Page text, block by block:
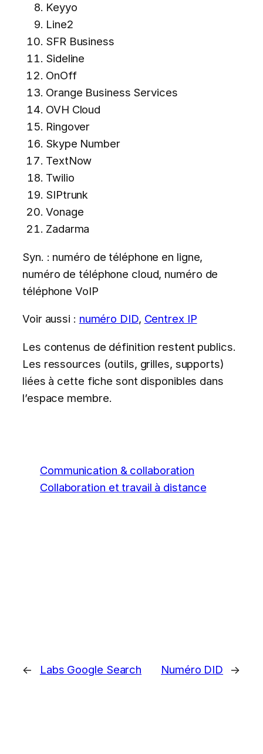
Keyyo
Line2
SFR Business
Sideline
OnOff
Orange Business Services
OVH Cloud
Ringover
Skype Number
TextNow
Twilio
SIPtrunk
Vonage
Zadarma
Syn. : numéro de téléphone en ligne,
numéro de téléphone cloud, numéro de
téléphone VoIP
Voir aussi : numéro DID, Centrex IP
Les contenus de définition restent publics.
Les ressources (outils, grilles, supports)
liées à cette fiche sont disponibles dans
l’espace membre.
Communication & collaboration
Collaboration et travail à distance
← Labs Google Search Numéro DID →